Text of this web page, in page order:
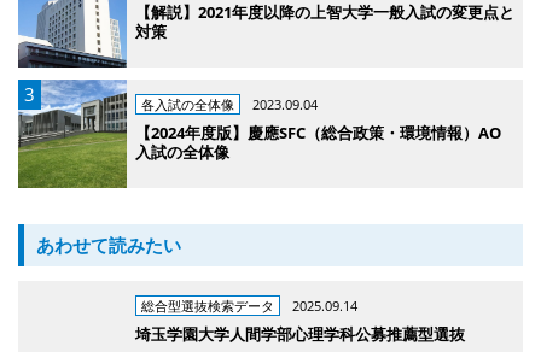
【解説】2021年度以降の上智大学一般入試の変更点と
対策
各入試の全体像 2023.09.04
【2024年度版】慶應SFC（総合政策・環境情報）AO
入試の全体像
あわせて読みたい
総合型選抜検索データ 2025.09.14
埼玉学園大学人間学部心理学科公募推薦型選抜